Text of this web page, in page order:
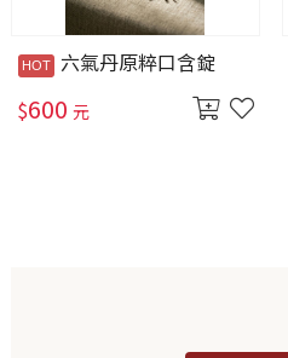
六氣丹原粹口含錠
$600 元